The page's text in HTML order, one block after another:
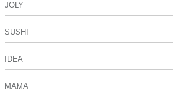
JOLY
SUSHI
IDEA
MAMA